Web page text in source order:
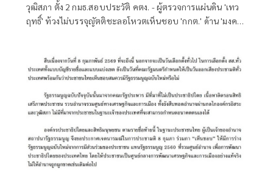
วุฒิสภา ตั้ง 2 กมธ.สอบประวัติ คตง. - ผู้ตรวจการแผ่นดิน 'เทว
ฤทธิ์' ท้วงไม่บรรจุญัตติชะลอโหวตเห็นชอบ 'กกต.' ด้าน 'มงคล'